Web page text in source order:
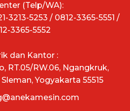
(Telp/WA):
3213-5253 / 0812-3365-5551 /
3365-5552
dan Kantor :
RT.05/RW.06, Ngangkruk,
Yogyakarta 55515